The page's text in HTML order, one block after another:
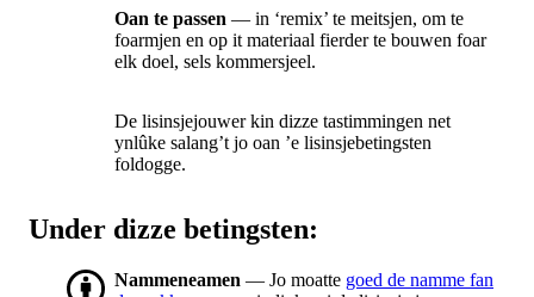
Oan te passen — in ‘remix’ te meitsjen, om te
foarmjen en op it materiaal fierder te bouwen foar
elk doel, sels kommersjeel.
De lisinsjejouwer kin dizze tastimmingen net
ynlûke salang’t jo oan ’e lisinsjebetingsten
foldogge.
Under dizze betingsten:
Nammeneamen — Jo moatte goed de namme fan